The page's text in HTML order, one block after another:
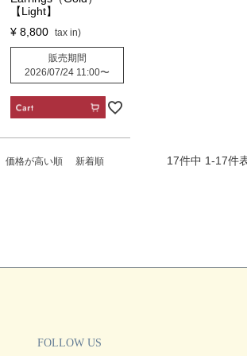
【Light】
¥ 8,800
販売期間
2026/07/24 11:00〜
価格が高い順 新着順 17件中 1-17件
FOLLOW US